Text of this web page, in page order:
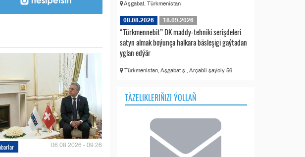
06.08.2026 - 09:26
Aşgabat, Türkmenistan
08.08.2026 18.09.2026
“Türkmennebit” DK maddy-tehniki serişdeleri
satyn almak boýunça halkara bäsleşigi gaýtadan
yglan edýär
Türkmenistan, Aşgabat ş., Arçabil şaýoly 56
TÄZELIKLERIŇIZI ÝOLLAŇ